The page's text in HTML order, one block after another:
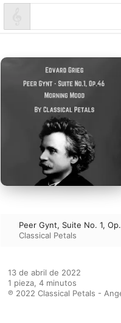
Peer Gynt, Suite No. 1,
Classical Petals
13 de abril de 2022
1 pieza, 4 minutos
℗ 2022 Classical Petals -